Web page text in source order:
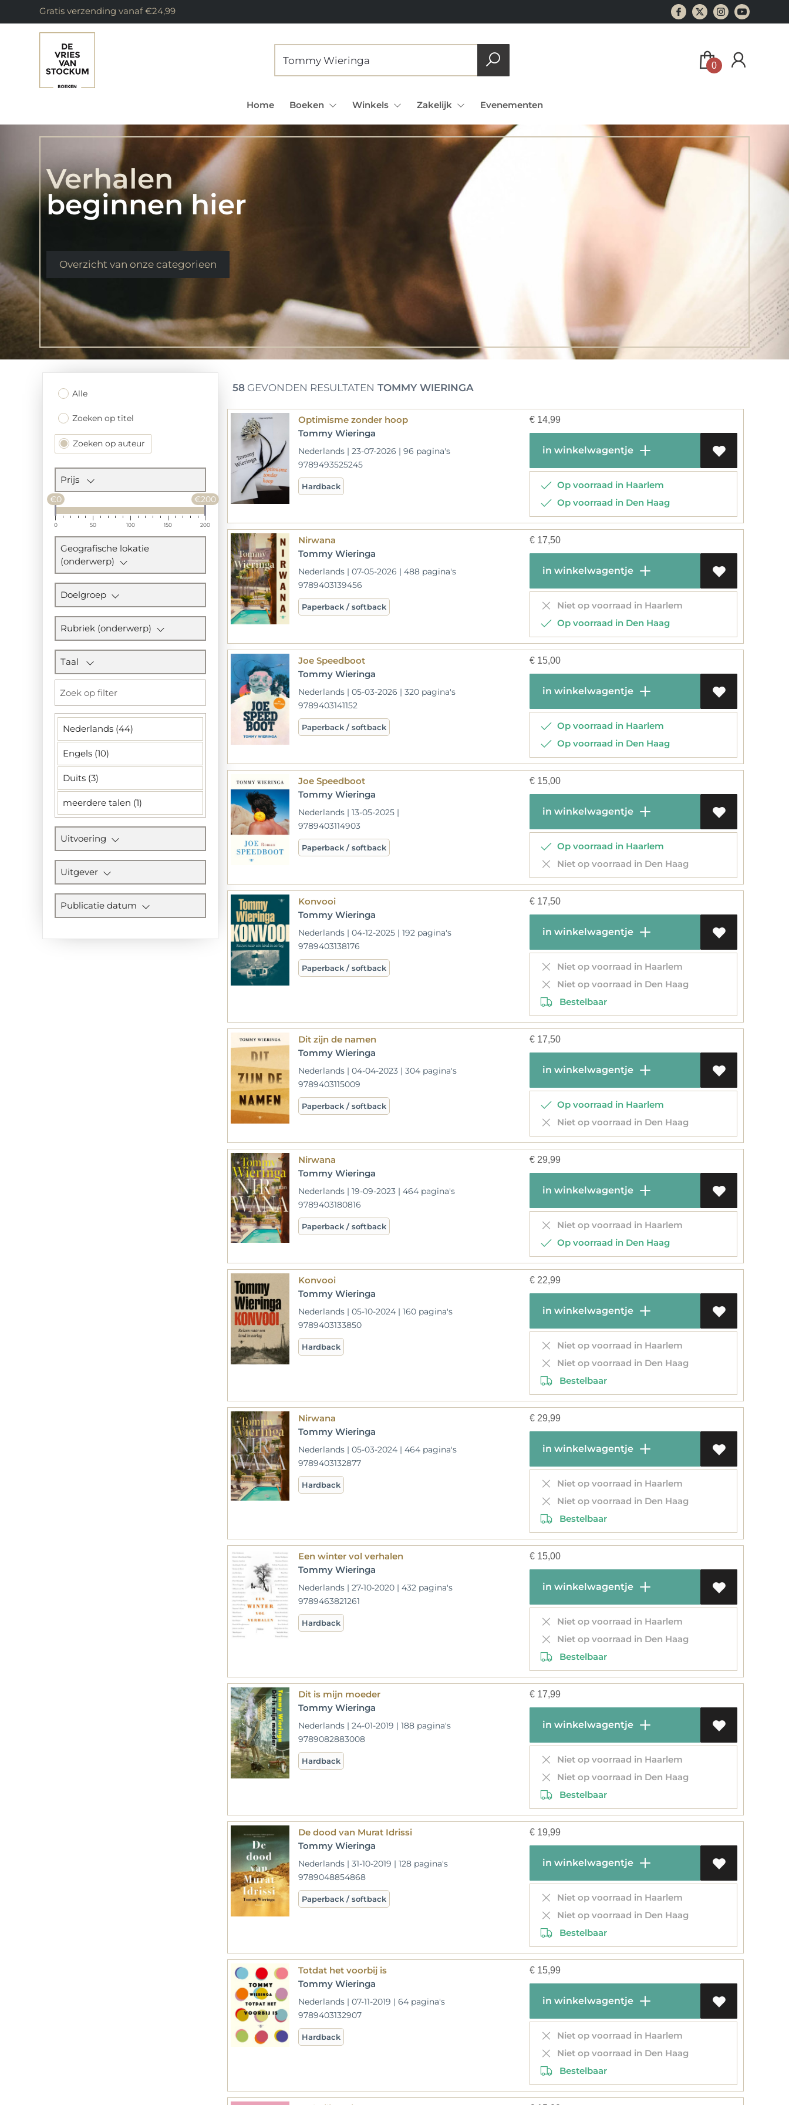
Gratis verzending vanaf €24,99
0
Home Boeken Winkels Zakelijk Evenementen
Verhalen
beginnen hier
Overzicht van onze categorieen
Filtersectie
Alle
Zoeken op titel
Zoeken op auteur
Prijs
€0 €200
0 50 100 150 200
Geografische lokatie
(onderwerp)
Doelgroep
Rubriek (onderwerp)
Taal
Nederlands (44)
Engels (10)
Duits (3)
meerdere talen (1)
Uitvoering
Uitgever
Publicatie datum
58 GEVONDEN RESULTATEN TOMMY WIERINGA
Optimisme zonder hoop
Tommy Wieringa
Nederlands | 23-07-2026 | 96 pagina's
9789493525245
Hardback
€ 14,99
in winkelwagentje
Op voorraad in Haarlem
Op voorraad in Den Haag
Nirwana
Tommy Wieringa
Nederlands | 07-05-2026 | 488 pagina's
9789403139456
Paperback / softback
€ 17,50
in winkelwagentje
Niet op voorraad in Haarlem
Op voorraad in Den Haag
Joe Speedboot
Tommy Wieringa
Nederlands | 05-03-2026 | 320 pagina's
9789403141152
Paperback / softback
€ 15,00
in winkelwagentje
Op voorraad in Haarlem
Op voorraad in Den Haag
Joe Speedboot
Tommy Wieringa
Nederlands | 13-05-2025 |
9789403114903
Paperback / softback
€ 15,00
in winkelwagentje
Op voorraad in Haarlem
Niet op voorraad in Den Haag
Konvooi
Tommy Wieringa
Nederlands | 04-12-2025 | 192 pagina's
9789403138176
Paperback / softback
€ 17,50
in winkelwagentje
Niet op voorraad in Haarlem
Niet op voorraad in Den Haag
Bestelbaar
Dit zijn de namen
Tommy Wieringa
Nederlands | 04-04-2023 | 304 pagina's
9789403115009
Paperback / softback
€ 17,50
in winkelwagentje
Op voorraad in Haarlem
Niet op voorraad in Den Haag
Nirwana
Tommy Wieringa
Nederlands | 19-09-2023 | 464 pagina's
9789403180816
Paperback / softback
€ 29,99
in winkelwagentje
Niet op voorraad in Haarlem
Op voorraad in Den Haag
Konvooi
Tommy Wieringa
Nederlands | 05-10-2024 | 160 pagina's
9789403133850
Hardback
€ 22,99
in winkelwagentje
Niet op voorraad in Haarlem
Niet op voorraad in Den Haag
Bestelbaar
Nirwana
Tommy Wieringa
Nederlands | 05-03-2024 | 464 pagina's
9789403132877
Hardback
€ 29,99
in winkelwagentje
Niet op voorraad in Haarlem
Niet op voorraad in Den Haag
Bestelbaar
Een winter vol verhalen
Tommy Wieringa
Nederlands | 27-10-2020 | 432 pagina's
9789463821261
Hardback
€ 15,00
in winkelwagentje
Niet op voorraad in Haarlem
Niet op voorraad in Den Haag
Bestelbaar
Dit is mijn moeder
Tommy Wieringa
Nederlands | 24-01-2019 | 188 pagina's
9789082883008
Hardback
€ 17,99
in winkelwagentje
Niet op voorraad in Haarlem
Niet op voorraad in Den Haag
Bestelbaar
De dood van Murat Idrissi
Tommy Wieringa
Nederlands | 31-10-2019 | 128 pagina's
9789048854868
Paperback / softback
€ 19,99
in winkelwagentje
Niet op voorraad in Haarlem
Niet op voorraad in Den Haag
Bestelbaar
Totdat het voorbij is
Tommy Wieringa
Nederlands | 07-11-2019 | 64 pagina's
9789403132907
Hardback
€ 15,99
in winkelwagentje
Niet op voorraad in Haarlem
Niet op voorraad in Den Haag
Bestelbaar